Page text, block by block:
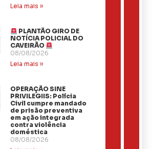
Leia mais »
PLANTÃO GIRO DE
NOTÍCIA POLICIAL DO
CAVEIRÃO
08/08/2026
Leia mais »
OPERAÇÃO SINE
PRIVILEGIIS: Polícia
Civil cumpre mandado
de prisão preventiva
em ação integrada
contra violência
doméstica
08/08/2026